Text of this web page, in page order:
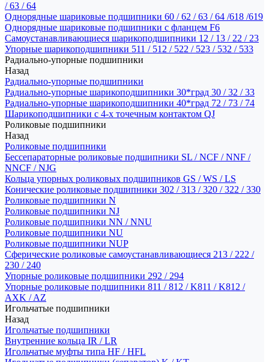
/ 63 / 64
Однорядные шариковые подшипники 60 / 62 / 63 / 64 /618 /619
Однорядные шариковые подшипники с фланцем F6
Самоустанавливающиеся шарикоподшипники 12 / 13 / 22 / 23
Упорные шарикоподшипники 511 / 512 / 522 / 523 / 532 / 533
Радиально-упорные подшипники
Назад
Радиально-упорные подшипники
Радиально-упорные шарикоподшипники 30*град 30 / 32 / 33
Радиально-упорные шарикоподшипники 40*град 72 / 73 / 74
Шарикоподшипники с 4-х точечным контактом QJ
Роликовые подшипники
Назад
Роликовые подшипники
Бессепараторные роликовые подшипники SL / NCF / NNF /
NNCF / NJG
Кольца упорных роликовых подшипников GS / WS / LS
Конические роликовые подшипники 302 / 313 / 320 / 322 / 330
Роликовые подшипники N
Роликовые подшипники NJ
Роликовые подшипники NN / NNU
Роликовые подшипники NU
Роликовые подшипники NUP
Сферические роликовые самоустанавливающиеся 213 / 222 /
230 / 240
Упорные роликовые подшипники 292 / 294
Упорные роликовые подшипники 811 / 812 / K811 / K812 /
AXK / AZ
Игольчатые подшипники
Назад
Игольчатые подшипники
Внутренние кольца IR / LR
Игольчатые муфты типа HF / HFL